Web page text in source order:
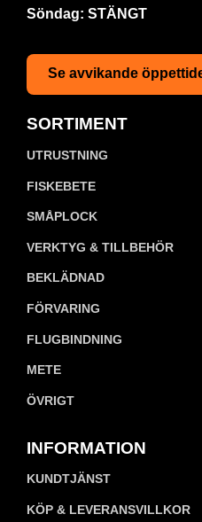
Söndag: STÄNGT
Se avvikande
SORTIMENT
UTRUSTNING
FISKEBETE
SMÅPLOCK
VERKTYG & TILLBEHÖR
BEKLÄDNAD
FÖRVARING
FLUGBINDNING
METE
ÖVRIGT
INFORMATION
KUNDTJÄNST
KÖP & LEVERANSVILLKOR